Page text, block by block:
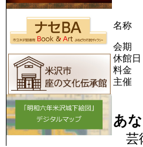
名称
会期
休館日
料金
主催
あ
芸